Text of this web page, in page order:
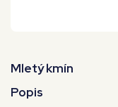
Mletý kmín
Popis